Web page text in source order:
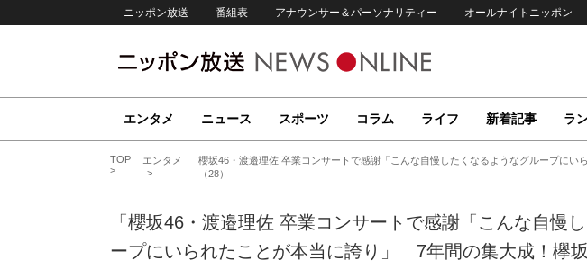
ニッポン放送 番組表 アナウンサー＆パーソナリティー オールナイトニッポン
エンタメ ニュース スポーツ コラム ライフ 新着記事 ラ
TOP エンタメ
櫻坂46・渡邉理佐 卒業コンサートで感謝「こんな自慢したくなるようなグループに
（28）
「櫻坂46・渡邉理佐 卒業コンサートで感謝「こんな自慢
ープにいられたことが本当に誇り」 7年間の集大成！欅